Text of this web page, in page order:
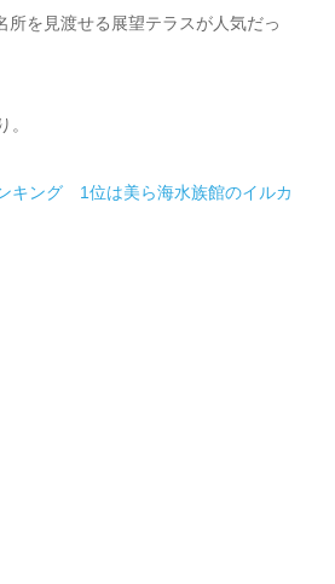
所を見渡せる展望テラスが人気だっ
。